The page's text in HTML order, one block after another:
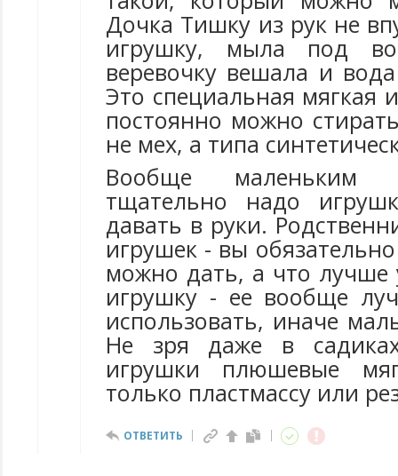
Дочка Тишку из рук не
игрушку, мыла под
веревочку вешала и
Это специальная мягкая
постоянно можно
не мех, а типа
Вообще маленьким
тщательно надо
давать в руки.
игрушек - вы
можно дать, а что лучше
игрушку - ее вообще
использовать, иначе
Не зря даже в
игрушки плюшевые
только пластмассу или
ОТВЕТИТЬ